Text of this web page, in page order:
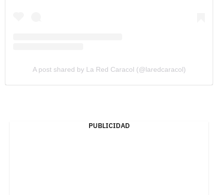
A post shared by La Red Caracol (@laredcaracol)
PUBLICIDAD